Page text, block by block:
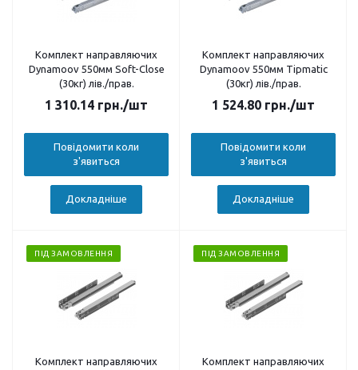
Комплект направляючих
Dynamoov 550мм Soft-Close
(30кг) лів./прав.
1 310.14 грн./шт
Повідомити коли
з'явиться
Докладніше
Комплект направляючих
Dynamoov 550мм Tipmatic
(30кг) лів./прав.
1 524.80 грн./шт
Повідомити коли
з'явиться
Докладніше
ПІД ЗАМОВЛЕННЯ
Комплект направляючих
ПІД ЗАМОВЛЕННЯ
Комплект направляючих